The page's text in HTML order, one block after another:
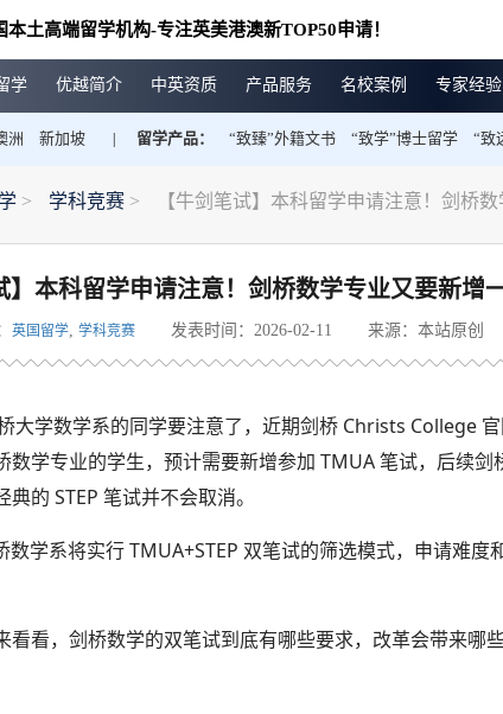
本土高端留学机构-专注英美港澳新TOP50申请！
学 优越简介 中英资质 产品服务 名校案例 专家经验
洲 新加坡 留学产品： “致臻”外籍文书 “致学”博士留学 “致
> 学科竞赛 > 【牛剑笔试】本科留学申请注意！剑桥
】本科留学申请注意！剑桥数学专业又要新增
英国留学, 学科竞赛 发表时间：2026-02-11 来源：本站原创
大学数学系的同学要注意了，近期剑桥 Christs College
数学专业的学生，预计需要新增参加 TMUA 笔试，后续
的 STEP 笔试并不会取消。
学系将实行 TMUA+STEP 双笔试的筛选模式，申请难度
看看，剑桥数学的双笔试到底有哪些要求，改革会带来哪